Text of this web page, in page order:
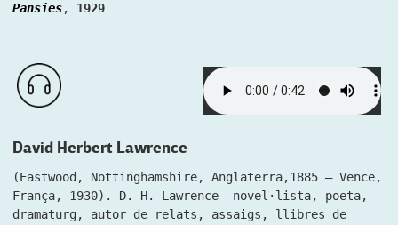
Pansies, 1929
David Herbert Lawrence
(Eastwood, Nottinghamshire, Anglaterra,1885 – Vence,
França, 1930). D. H. Lawrence novel·lista, poeta,
dramaturg, autor de relats, assaigs, llibres de